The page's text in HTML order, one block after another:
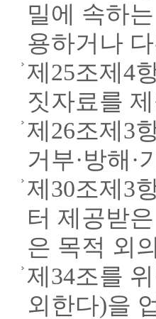
밀에 속하
용하거나
제25조제4
짓자료를
제26조제3
거부·방해
제30조제3
터 제공받
은 목적 외
제34조를
외한다)을